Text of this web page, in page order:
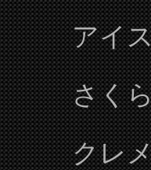
兵庫県神戸
酒と飯の
酒と飯の